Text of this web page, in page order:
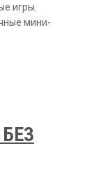
игры.
мини-